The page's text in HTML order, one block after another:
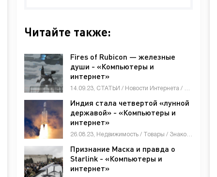
Читайте также:
Fires of Rubicon — железные
души - «Компьютеры и
интернет»
Индия стала четвертой «лунной
державой» - «Компьютеры и
интернет»
Признание Маска и правда о
Starlink - «Компьютеры и
интернет»